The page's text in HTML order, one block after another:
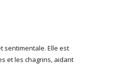
sentimentale. Elle est
et les chagrins, aidant